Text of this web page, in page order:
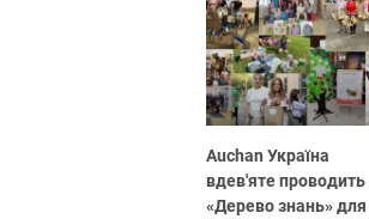
Auchan Україна
вдев'яте проводить
«Дерево знань» для